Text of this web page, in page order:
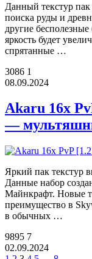
Данный текстур
поиска руды и
другие
яркость будет
спрятанные …
3086 1
08.09.2024
Akaru 16x
—
Яркий пак текстур
Данные набор
Майнкрафт. Новые
преимущество в
в обычных …
9895 7
02.09.2024